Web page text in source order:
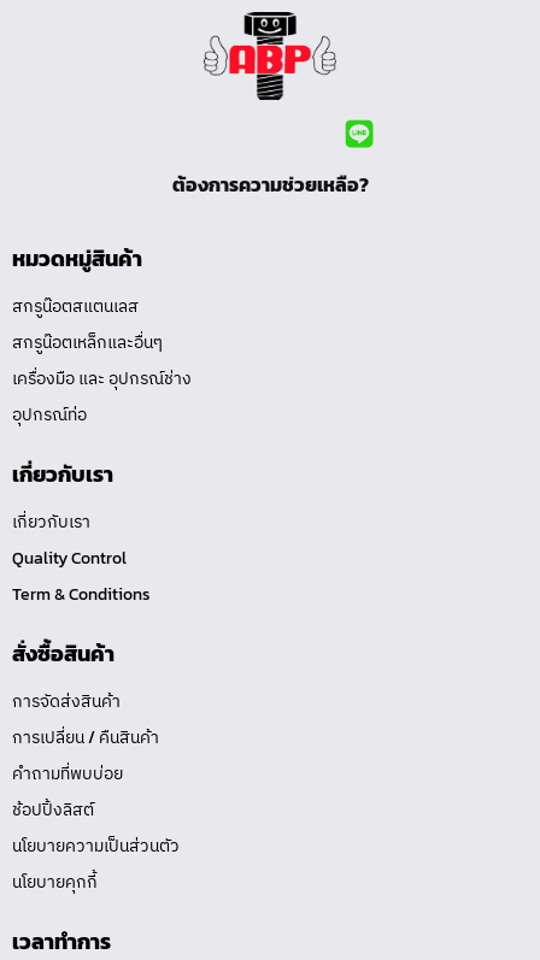
ต้องการความช่วยเหลือ?
หมวดหมู่สินค้า
สกรูน๊อตสแตนเลส
สกรูน๊อตเหล็กและอื่นๆ
เครื่องมือ และ อุปกรณ์ช่าง
อุปกรณ์ท่อ
เกี่ยวกับเรา
เกี่ยวกับเรา
Quality Control
Term & Conditions
สั่งซื้อสินค้า
การจัดส่งสินค้า
การเปลี่ยน / คืนสินค้า
คำถามที่พบบ่อย
ช้อปปิ้งลิสต์
นโยบายความเป็นส่วนตัว
นโยบายคุกกี้
เวลาทำการ